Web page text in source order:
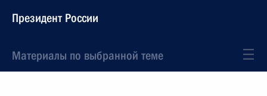
Президент России
Материалы по выбранной теме